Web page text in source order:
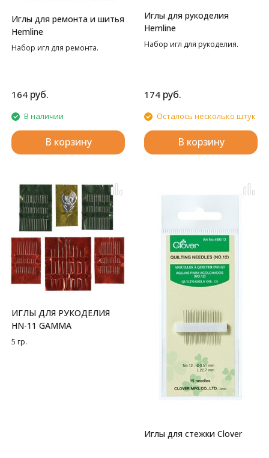
Иглы для ремонта и шитья
Hemline
Набор игл для ремонта.
164 руб.
В наличии
В корзину
Иглы для рукоделия
Hemline
Набор игл для рукоделия.
174 руб.
Осталось несколько штук
В корзину
ИГЛЫ ДЛЯ РУКОДЕЛИЯ
HN-11 GAMMA
5 гр.
Иглы для стежки Clover